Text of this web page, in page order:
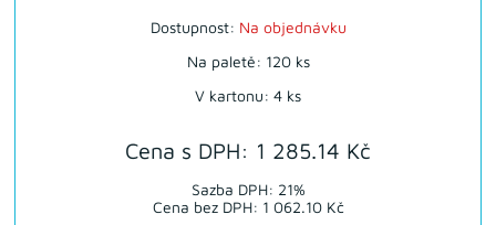
Cena s DPH: 1 285.14 Kč
Sazba DPH: 21%
Cena bez DPH: 1 062.10 Kč
Dostupnost: Na objednávku
Na paletě: 120 ks
V kartonu: 4 ks